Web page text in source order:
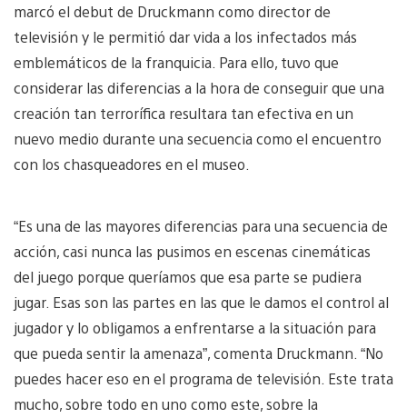
marcó el debut de Druckmann como director de
televisión y le permitió dar vida a los infectados más
emblemáticos de la franquicia. Para ello, tuvo que
considerar las diferencias a la hora de conseguir que una
creación tan terrorífica resultara tan efectiva en un
nuevo medio durante una secuencia como el encuentro
con los chasqueadores en el museo.
“Es una de las mayores diferencias para una secuencia de
acción, casi nunca las pusimos en escenas cinemáticas
del juego porque queríamos que esa parte se pudiera
jugar. Esas son las partes en las que le damos el control al
jugador y lo obligamos a enfrentarse a la situación para
que pueda sentir la amenaza”, comenta Druckmann. “No
puedes hacer eso en el programa de televisión. Este trata
mucho, sobre todo en uno como este, sobre la